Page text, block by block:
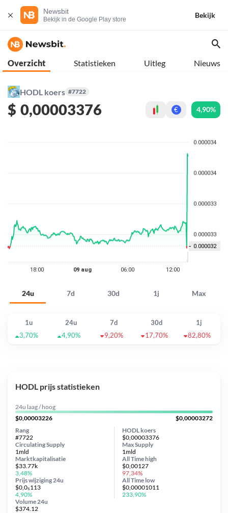
Newsbit
Bekijk in de Google Play store
Bekijk
Overzicht Statistieken Uitleg Nieuws
HODL koers #7722
$ 0,00003376 € 4,90%
24u 7d 30d 1j Max
1u 24u 7d 30d
1j
3,70%
4,90% 9,20% 17,70% 82,80%
HODL prijs statistieken
24u laag / hoog
$0,00003226
$0,00003272
HODL koers
$0,00003376
Circulating Supply
1mld
Prijs wijziging 24u
$0,0₅113
4,90%
Max Supply
1mld
Marktkapitalisatie
$33.77k
3,48%
Volume 24u
$374.12
Rang
#7722
All Timehigh
$0,00127
97,34%
All Time low
$0,00001011
233,90%